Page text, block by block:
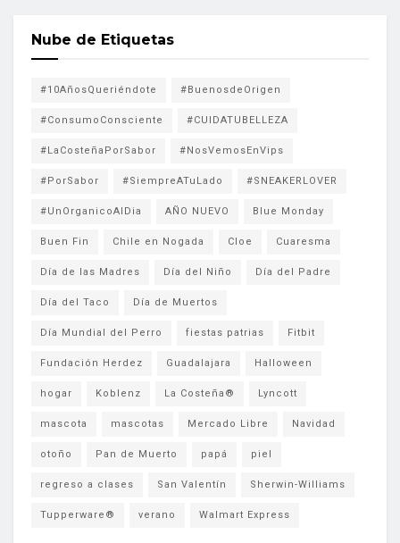
Nube de Etiquetas
#10AñosQueriéndote #BuenosdeOrigen
#ConsumoConsciente #CUIDATUBELLEZA
#LaCosteñaPorSabor #NosVemosEnVips
#PorSabor #SiempreATuLado #SNEAKERLOVER
#UnOrganicoAlDia AÑO NUEVO Blue Monday
Buen Fin Chile en Nogada Cloe Cuaresma
Día de las Madres Día del Niño Día del Padre
Día del Taco Día de Muertos
Día Mundial del Perro fiestas patrias Fitbit
Fundación Herdez Guadalajara Halloween
hogar Koblenz La Costeña® Lyncott
mascota mascotas Mercado Libre Navidad
otoño Pan de Muerto papá piel
regreso a clases San Valentín Sherwin-Williams
Tupperware® verano Walmart Express